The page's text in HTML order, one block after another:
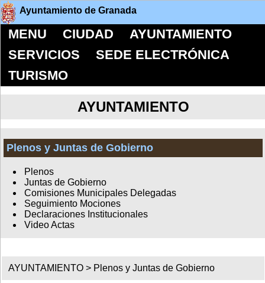
Ayuntamiento de Granada
MENU CIUDAD
AYUNTAMIENTO
SERVICIOS
SEDE ELECTRÓNICA
TURISMO
AYUNTAMIENTO
Plenos y Juntas de Gobierno
Plenos
Juntas de Gobierno
Comisiones Municipales Delegadas
Seguimiento Mociones
Declaraciones Institucionales
Video Actas
AYUNTAMIENTO > Plenos y Juntas de Gobierno